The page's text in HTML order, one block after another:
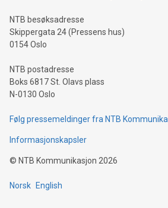
NTB besøksadresse
Skippergata 24 (Pressens hus)
0154 Oslo
NTB postadresse
Boks 6817 St. Olavs plass
N-0130 Oslo
Følg pressemeldinger fra NTB
Informasjonskapsler
© NTB Kommunikasjon 2026
Norsk English